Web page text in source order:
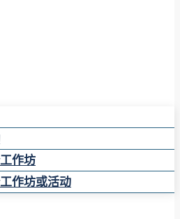
作坊
作坊或活动